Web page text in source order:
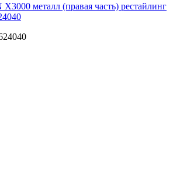
металл (правая часть) рестайлинг